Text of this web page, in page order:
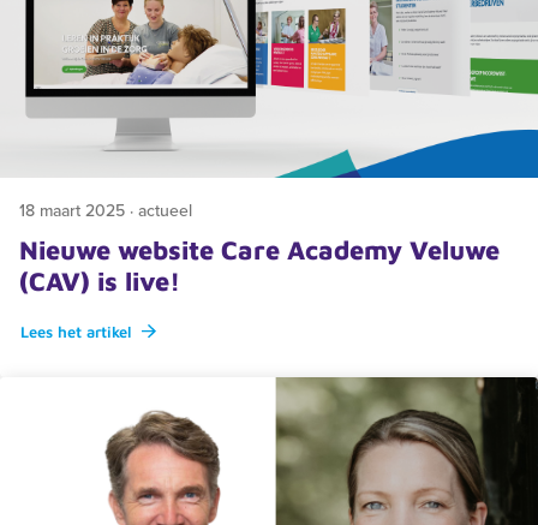
18 maart 2025 · actueel
Nieuwe website Care Academy Veluwe
(CAV) is live!
Lees het artikel